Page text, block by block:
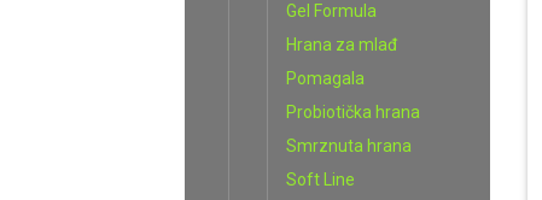
Gel Formula
Hrana za mlađ
Pomagala
Probiotička hrana
Smrznuta hrana
Soft Line